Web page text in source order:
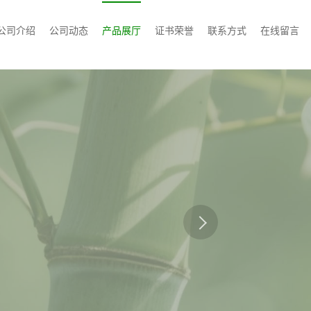
司介绍 公司动态 产品展厅 证书荣誉 联系方式 在线留言